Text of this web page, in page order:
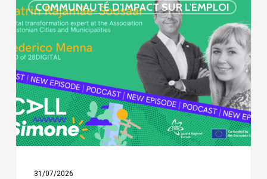
COMMUNAUTÉ D'IMPACT SUR L'EMPLOI
Simone »
épisode
:
villes
et
numérisation
31/07/2026